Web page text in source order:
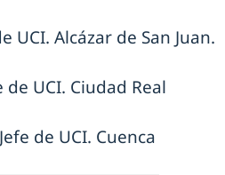
UCI. Alcázar de San Juan.
UCI. Ciudad Real
de UCI. Cuenca